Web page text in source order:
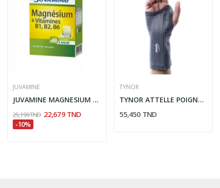
JUVAMINE
JUVAMINE MAGNESIUM & VITAMINES B1 B2 B6 60...
25,199 TND 22,679 TND
-10%
TYNOR
TYNOR ATTELLE POIGNET DROIT E01
55,450 TND